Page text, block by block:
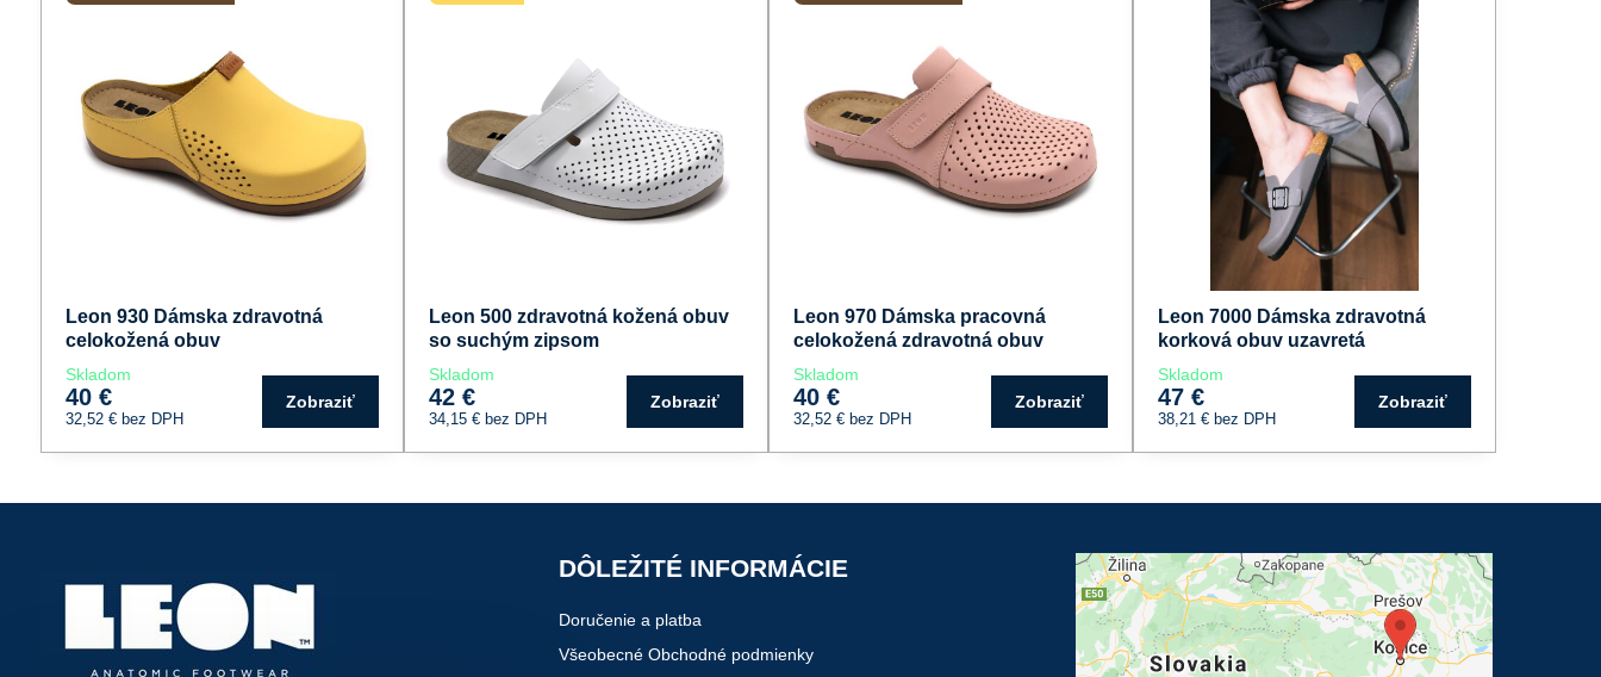
Leon 930 Dámska zdravotná
celokožená obuv
Skladom
40 €
32,52 € bez DPH
Zobraziť
Leon 500 zdravotná kožená obuv
so suchým zipsom
Skladom
42 €
34,15 €bez DPH
Zobraziť
Leon 970 Dámska pracovná
celokožená zdravotná obuv
Skladom
40 €
32,52 € bez DPH
Zobraziť
Leon 7000 Dámska zdravotná
korková obuv uzavretá
Skladom
47 €
38,21 € bez DPH
Zobraziť
DÔLEŽITÉ INFORMÁCIE
Doručenie a platba
Všeobecné Obchodné podmienky